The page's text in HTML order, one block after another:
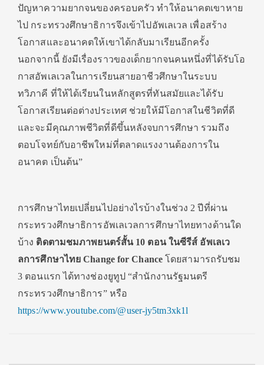
ปัญหาความยากจนของครอบครัว ทำให้อนาคตเขาหาย
ไป กระทรวงศึกษาธิการจึงเข้าไปอัพเลเวล เพื่อสร้าง
โอกาสและอนาคตให้เขาได้กลับมาเรียนอีกครั้ง
นอกจากนี้ ยังมีเรื่องราวของเด็กยากจนคนหนึ่งที่ได้รับโอ
กาสอัพเลเวลในการเรียนสายอาชีวศึกษาในระบบ
ทวิภาคี ที่ให้ได้เรียนในหลักสูตรที่ทันสมัยและได้รับ
โอกาสเรียนต่อต่างประเทศ ช่วยให้มีโอกาสในชีวิตที่ดี
และจะมีคุณภาพชีวิตที่ดีขึ้นหลังจบการศึกษา รวมถึง
ตอบโจทย์กับอาชีพใหม่ที่ตลาดแรงงานต้องการใน
อนาคต เป็นต้น”
การศึกษาไทยเปลี่ยนไปอย่างไรบ้างในช่วง 2 ปีที่ผ่าน
กระทรวงศึกษาธิการอัพเลเวลการศึกษาไทยทางด้านใด
บ้าง ติดตามชมภาพยนตร์สั้น 10 ตอน ในซีรีส์ อัพเลเว
ลการศึกษาไทย Change for Chanceโดยสามารถรับชม
3 ตอนแรก ได้ทางช่องยูทูป “สํานักงานรัฐมนตรี
กระทรวงศึกษาธิการ” หรือ
https://www.youtube.com/@user-jy5tm3xk1l